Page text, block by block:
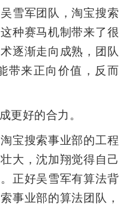
雪军团队，淘宝搜索
种赛马机制带来了很
逐渐走向成熟，团队
带来正向价值，反而
更好的合力。
宝搜索事业部的工程
大，沈加翔觉得自己
正好吴雪军有算法背
事业部的算法团队，